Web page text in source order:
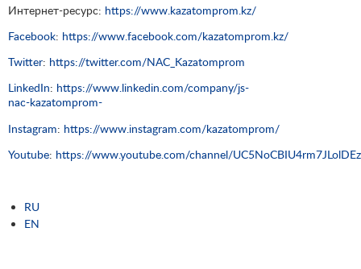
Интернет-ресурс: https://www.kazatomprom.kz/
Facebook: https://www.facebook.com/kazatomprom.kz/
Twitter: https://twitter.com/NAC_Kazatomprom
LinkedIn: https://www.linkedin.com/company/js-
nac-kazatomprom-
Instagram: https://www.instagram.com/kazatomprom/
Youtube: https://www.youtube.com/channel/
RU
EN